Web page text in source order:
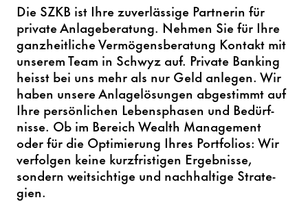
Die SZKB ist Ihre zuver­läs­sige Part­nerin für
private Anla­ge­be­ra­tung. Nehmen Sie für Ihre
ganz­heit­liche Vermö­gens­be­ra­tung Kontakt mit
unserem Team in Schwyz auf. Private Banking
heisst bei uns mehr als nur Geld anlegen. Wir
haben unsere Anla­ge­lö­sungen abge­stimmt auf
Ihre persön­li­chen Lebens­phasen und Bedürf­
nisse. Ob im Bereich Wealth Manage­ment
oder für die Opti­mie­rung Ihres Port­fo­lios: Wir
verfolgen keine kurz­fris­tigen Ergeb­nisse,
sondern weit­sich­tige und nach­hal­tige Stra­te­
gien.